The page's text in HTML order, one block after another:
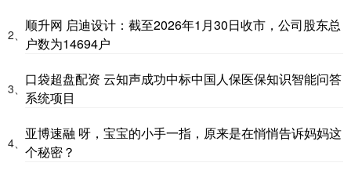
2、
顺升网 启迪设计：截至2026年1月30日收市，公司股东总
户数为14694户
3、
口袋超盘配资 云知声成功中标中国人保医保知识智能问答
系统项目
4、
亚博速融 呀，宝宝的小手一指，原来是在悄悄告诉妈妈这
个秘密？